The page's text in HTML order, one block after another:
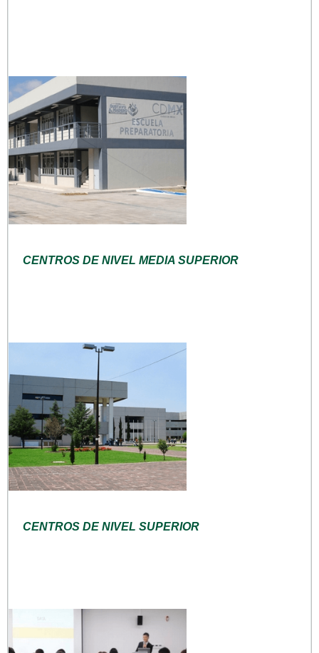
CENTROS DE NIVEL MEDIA SUPERIOR
CENTROS DE NIVEL SUPERIOR